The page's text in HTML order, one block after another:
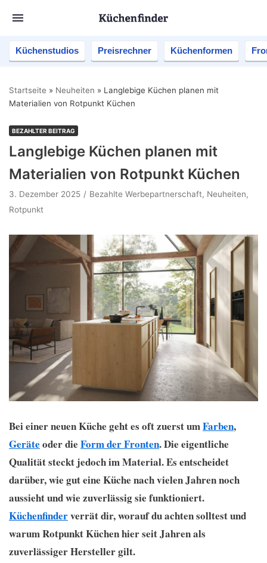
Küchenstudios Preisrechner Küchenformen
Startseite » Neuheiten » Langlebige Küchen planen mit
Materialien von Rotpunkt Küchen
BEZAHLTER BEITRAG
Langlebige Küchen planen mit
Materialien von Rotpunkt Küchen
3. Dezember 2025 Bezahlte Werbepartnerschaft, Neuheiten,
Rotpunkt
Bei einer neuen Küche geht es oft zuerst umFarben,
Geräte oder die Form der Fronten. Die eigentliche
Qualität steckt jedoch im Material. Es entscheidet
darüber, wie gut eine Küche nach vielen Jahren noch
aussieht und wie zuverlässig sie funktioniert.
Küchenfinderverrät dir, worauf du achten solltest und
warum Rotpunkt Küchen hier seit Jahren als
zuverlässiger Hersteller gilt.